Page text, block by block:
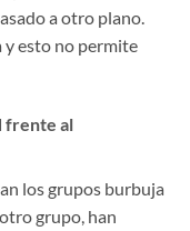
a otro plano.
y esto no permite
frente al
los grupos burbuja
grupo, han